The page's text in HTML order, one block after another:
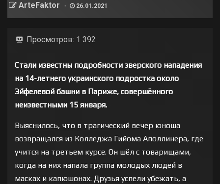
ArteFaktor 26.01.2021
Просмотров: 1 392
Стали известны подробности зверского нападения
на 14-летнего украинского подростка около
Эйфелевой башни в Париже, совершённого
неизвестными 15 января.
Выяснилось, что в трагический вечер юноша
возвращался из Колледжа Гийома Аполлинера, где
учится на третьем курсе. Он шёл с товарищами,
когда на них напала группа молодых людей в
масках и капюшонах. Друзья успели убежать, а